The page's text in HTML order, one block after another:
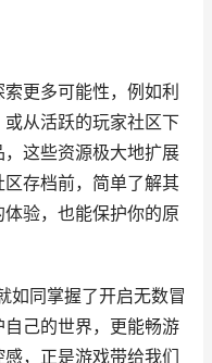
更多可能性，例如利
从活跃的玩家社区下
这些资源极大地扩展
存档前，简单了解其
验，也能保护你的原
如同掌握了开启无数冒
己的世界，更能畅游
，正是游戏带给我们